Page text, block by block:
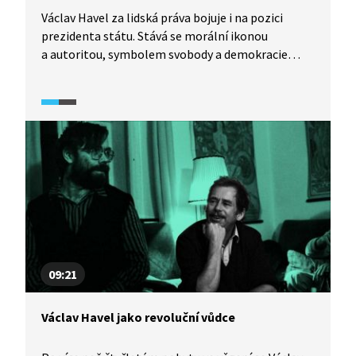
za lidská práva.
Václav Havel za lidská práva bojuje i na pozici
prezidenta státu. Stává se morální ikonou
a autoritou, symbolem svobody a demokracie
za jejich práva. Na počátku 90. let se Havel nachází
na vrcholu své popularity. Poklidné rozdělení
Československa, kterému napomohl svými
výzvami k toleranci, dialogu a respektu, je
v kontrastu s drastickým rozpadem Jugoslávie.
Video je součástí vzdělávací série Každý může
změnit svět z produkce Knihovny Václava Havla,
která provází životem Václava Havla a bojem
Československa za lidská práva.
09:21
Václav Havel jako revoluční vůdce